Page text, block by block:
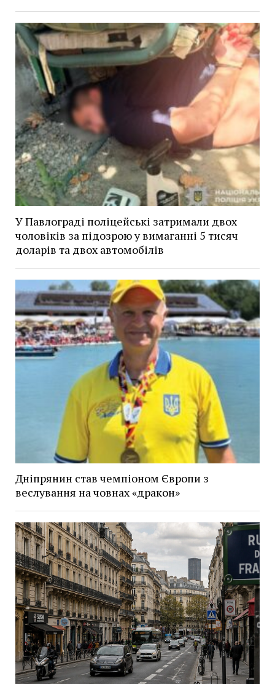
У Павлограді поліцейські затримали двох
чоловіків за підозрою у вимаганні 5 тисяч
доларів та двох автомобілів
Дніпрянин став чемпіоном Європи з
веслування на човнах «дракон»